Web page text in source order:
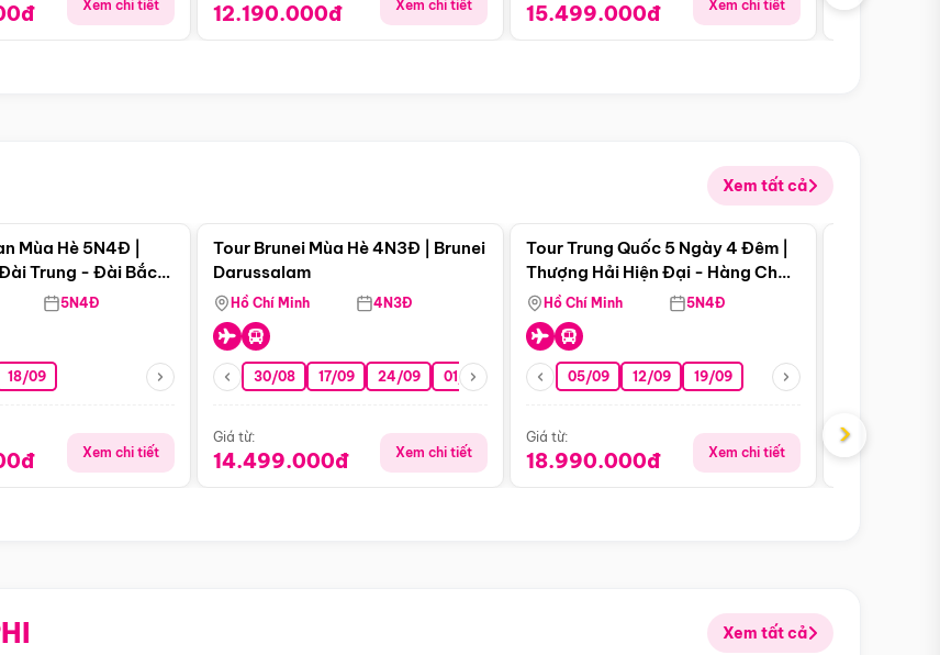
Xem chi tiết 12.190.000đ Xem chi tiết 15.499.000đ Xem chi tiết
Xem tất cả
Mùa Hè 5N4Đ |
Trung - Đài Bắc
5N4Đ
18/09
Xem chi tiết
Tour Brunei Mùa Hè 4N3Đ | Brunei
Darussalam
Hồ Chí Minh 4N3Đ
30/08 17/09 24/09 01/10 15/10 29/10
Giá từ:
14.499.000đ Xem chi tiết
Điểm nổi bật
Tour Trung Quốc 5 Ngày 4 Đêm |
Thượng Hải Hiện Đại - Hàng Châu
Nên Thơ - Ô Trấn Cổ Kính
Hồ Chí Minh 5N4Đ
05/09 12/09 19/09
Giá từ:
18.990.000đ Xem chi tiết
Giá từ:
›
Xem tất cả
Điểm nổi bật